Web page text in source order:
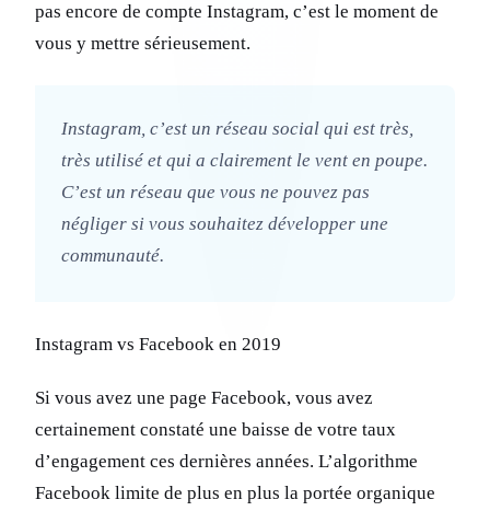
pas encore de compte Instagram, c’est le moment de
vous y mettre sérieusement.
Instagram, c’est un réseau social qui est très,
très utilisé et qui a clairement le vent en poupe.
C’est un réseau que vous ne pouvez pas
négliger si vous souhaitez développer une
communauté.
Instagram vs Facebook en 2019
Si vous avez une page Facebook, vous avez
certainement constaté une baisse de votre taux
d’engagement ces dernières années. L’algorithme
Facebook limite de plus en plus la portée organique